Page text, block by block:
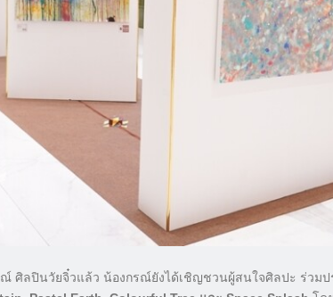
ศิลปินวัยจิ๋วแล้ว น้องกรณ์ยังได้เชิญชวนผู้สนใจศิลปะ ร่วม